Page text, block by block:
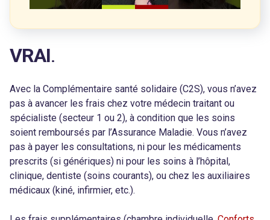
VRAI.
Avec la Complémentaire santé solidaire (C2S), vous n’avez
pas à avancer les frais chez votre médecin traitant ou
spécialiste (secteur 1 ou 2), à condition que les soins
soient remboursés par l’Assurance Maladie. Vous n’avez
pas à payer les consultations, ni pour les médicaments
prescrits (si génériques) ni pour les soins à l’hôpital,
clinique, dentiste (soins courants), ou chez les auxiliaires
médicaux (kiné, infirmier, etc.).